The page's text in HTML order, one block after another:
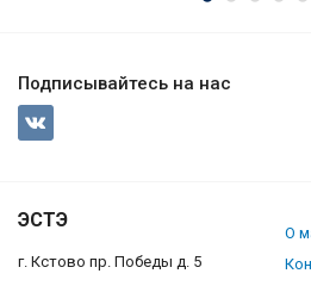
Подписывайтесь на нас
ЭСТЭ
г. Кстово пр. Победы д. 5
О